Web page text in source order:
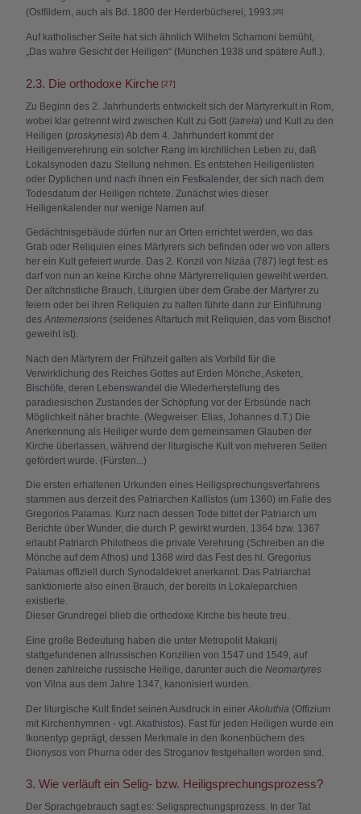
(Ostfildern, auch als Bd. 1800 der Herderbücherei, 1993.[26]
Auf katholischer Seite hat sich ähnlich Wilhelm Schamoni bemüht,
„Das wahre Gesicht der Heiligen“ (München 1938 und spätere Aufl.).
2.3. Die orthodoxe Kirche [27]
Zu Beginn des 2. Jahrhunderts entwickelt sich der Märtyrerkult in Rom,
wobei klar getrennt wird zwischen Kult zu Gott (latreia) und Kult zu den
Heiligen (proskynesis) Ab dem 4. Jahrhundert kommt der
Heiligenverehrung ein solcher Rang im kirchllichen Leben zu, daß
Lokalsynoden dazu Stellung nehmen. Es entstehen Heiligenlisten
oder Dyptichen und nach ihnen ein Festkalender, der sich nach dem
Todesdatum der Heiligen richtete. Zunächst wies dieser
Heiligenkalender nur wenige Namen auf.
Gedächtnisgebäude dürfen nur an Orten errichtet werden, wo das
Grab oder Reliquien eines Märtyrers sich befinden oder wo von alters
her ein Kult gefeiert wurde. Das 2. Konzil von Nizäa (787) legt fest: es
darf von nun an keine Kirche ohne Märtyrerreliquien geweiht werden.
Der altchristliche Brauch, Liturgien über dem Grabe der Märtyrer zu
feiern oder bei ihren Reliquien zu halten führte dann zur Einführung
des Antemensions (seidenes Altartuch mit Reliquien, das vom Bischof
geweiht ist).
Nach den Märtyrern der Frühzeit galten als Vorbild für die
Verwirklichung des Reiches Gottes auf Erden Mönche, Asketen,
Bischöfe, deren Lebenswandel die Wiederherstellung des
paradiesischen Zustandes der Schöpfung vor der Erbsünde nach
Möglichkeit näher brachte. (Wegweiser: Elias, Johannes d.T.) Die
Anerkennung als Heiliger wurde dem gemeinsamen Glauben der
Kirche überlassen, während der liturgische Kult von mehreren Seiten
gefördert wurde. (Fürsten...)
Die ersten erhaltenen Urkunden eines Heiligsprechungsverfahrens
stammen aus derzeit des Patriarchen Kallistos (um 1360) im Falle des
Gregorios Palamas. Kurz nach dessen Tode bittet der Patriarch um
Berichte über Wunder, die durch P. gewirkt wurden, 1364 bzw. 1367
erlaubt Patriarch Philotheos die private Verehrung (Schreiben an die
Mönche auf dem Athos) und 1368 wird das Fest des hl. Gregorius
Palamas offiziell durch Synodaldekret anerkannt. Das Patriarchat
sanktionierte also einen Brauch, der bereits in Lokaleparchien
existierte.
Dieser Grundregel blieb die orthodoxe Kirche bis heute treu.
Eine große Bedeutung haben die unter Metropolit Makarij
stattgefundenen allrussischen Konzilien von 1547 und 1549, auf
denen zahlreiche russische Heilige, darunter auch die Neomartyres
von Vilna aus dem Jahre 1347, kanonisiert wurden.
Der liturgische Kult findet seinen Ausdruck in einer Akoluthia (Offizium
mit Kirchenhymnen - vgl. Akathistos). Fast für jeden Heiligen wurde ein
Ikonentyp geprägt, dessen Merkmale in den Ikonenbüchern des
Dionysos von Phurna oder des Stroganov festgehalten worden sind.
3. Wie verläuft ein Selig- bzw. Heiligsprechungsprozess?
Der Sprachgebrauch sagt es: Seligsprechungsprozess. In der Tat